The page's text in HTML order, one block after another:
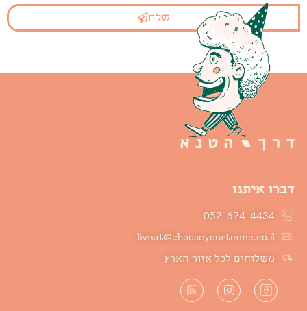
שלח
דברו איתנו
052-674-4434
livnat@chooseyourtenne.co.il
משלוחים לכל אזור הארץ